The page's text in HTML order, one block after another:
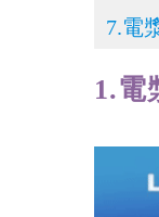
7.電
1.電